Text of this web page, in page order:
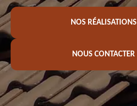
NOS RÉALISATIONS
NOUS CONTACTER